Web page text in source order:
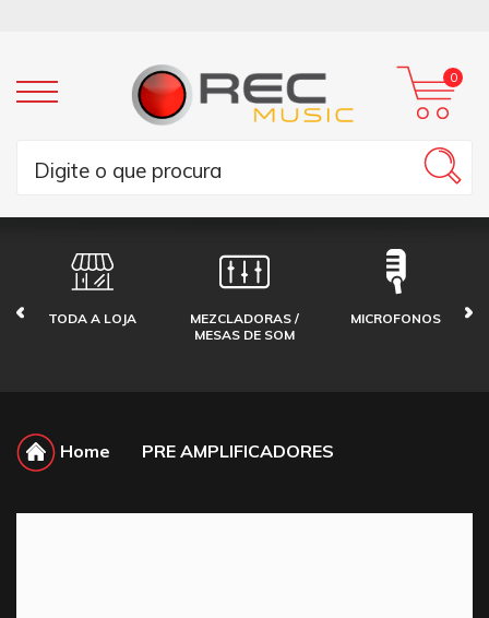
0
TODA A LOJA
MEZCLADORAS /
MESAS DE SOM
MICROFONOS
Home PRE AMPLIFICADORES